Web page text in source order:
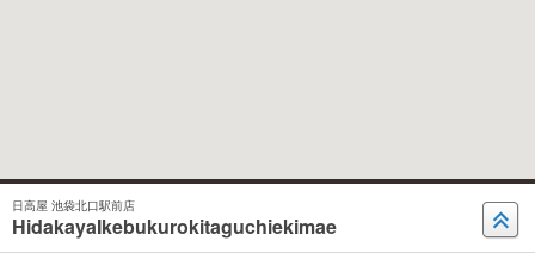
日高屋 池袋北口駅前店
HidakayaIkebukurokitaguchiekimae